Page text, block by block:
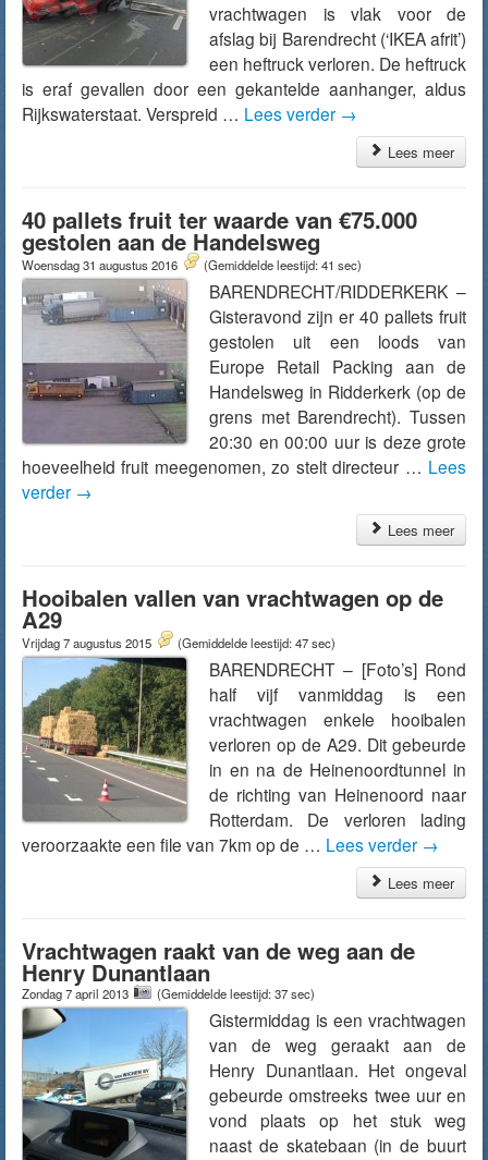
vrachtwagen is vlak voor de
afslag bij Barendrecht (‘IKEA afrit’)
een heftruck verloren. De heftruck
is eraf gevallen door een gekantelde aanhanger, aldus
Rijkswaterstaat. Verspreid … Lees verder →
Lees meer
40 pallets fruit ter waarde van €75.000
gestolen aan de Handelsweg
Woensdag 31 augustus 2016 (Gemiddelde leestijd: 41 sec)
BARENDRECHT/RIDDERKERK –
Gisteravond zijn er 40 pallets fruit
gestolen uit een loods van
Europe Retail Packing aan de
Handelsweg in Ridderkerk (op de
grens met Barendrecht). Tussen
20:30 en 00:00 uur is deze grote
hoeveelheid fruit meegenomen, zo stelt directeur … Lees
verder →
Lees meer
Hooibalen vallen van vrachtwagen op de
A29
Vrijdag 7 augustus 2015 (Gemiddelde leestijd: 47 sec)
BARENDRECHT – [Foto’s] Rond
half vijf vanmiddag is een
vrachtwagen enkele hooibalen
verloren op de A29. Dit gebeurde
in en na de Heinenoordtunnel in
de richting van Heinenoord naar
Rotterdam. De verloren lading
veroorzaakte een file van 7km op de … Lees verder →
Lees meer
Vrachtwagen raakt van de weg aan de
Henry Dunantlaan
Zondag 7 april 2013 (Gemiddelde leestijd: 37 sec)
Gistermiddag is een vrachtwagen
van de weg geraakt aan de
Henry Dunantlaan. Het ongeval
gebeurde omstreeks twee uur en
vond plaats op het stuk weg
naast de skatebaan (in de buurt